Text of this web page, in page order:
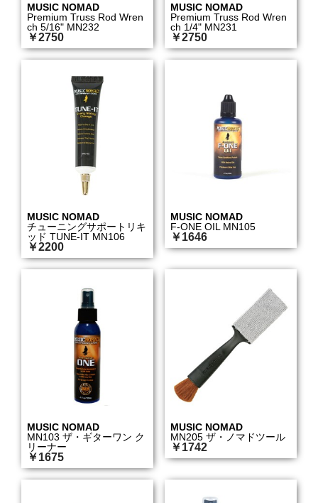
MUSIC NOMAD
Premium Truss Rod Wren
ch 5/16" MN232
￥2750
MUSIC NOMAD
Premium Truss Rod Wren
ch 1/4" MN231
￥2750
MUSIC NOMAD
チューニングサポートリキ
ッド TUNE-IT MN106
￥2200
MUSIC NOMAD
F-ONE OIL MN105
￥1646
MUSIC NOMAD
MN103 ザ・ギターワン ク
リーナー
￥1675
MUSIC NOMAD
MN205 ザ・ノマドツール
￥1742